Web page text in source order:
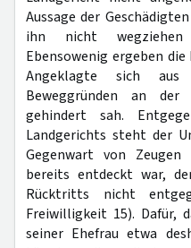
Aussage der
ihn nicht
Ebensowenig ergeben
Angeklagte sich aus
Beweggründen an
gehindert sah.
Landgerichts steht der
Gegenwart von
bereits entdeckt war,
Rücktritts nicht
Freiwilligkeit 15). Dafür,
seiner Ehefrau etwa